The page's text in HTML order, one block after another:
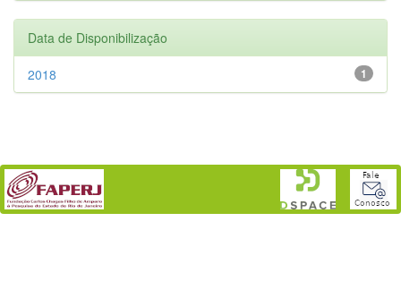
Data de Disponibilização
1
2018